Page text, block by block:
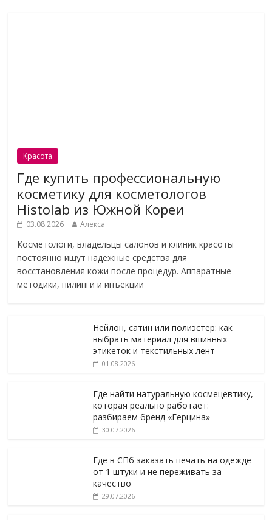
Красота
Где купить профессиональную
косметику для косметологов
Histolab из Южной Кореи
03.08.2026 Алекса
Косметологи, владельцы салонов и клиник красоты
постоянно ищут надёжные средства для
восстановления кожи после процедур. Аппаратные
методики, пилинги и инъекции
Нейлон, сатин или полиэстер: как
выбрать материал для вшивных
этикеток и текстильных лент
01.08.2026
Где найти натуральную космецевтику,
которая реально работает:
разбираем бренд «Герцина»
30.07.2026
Где в СПб заказать печать на одежде
от 1 штуки и не переживать за
качество
29.07.2026